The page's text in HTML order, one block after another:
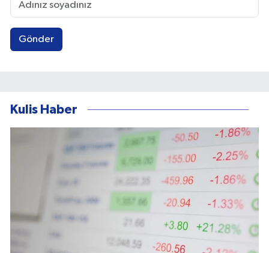
Gönder
Kulis Haber